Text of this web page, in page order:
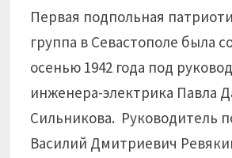
Первая подпольная
группа в Севастополе была
осенью 1942 года под
инженера-электрика Павла
Сильникова. Руководитель
Василий Дмитриевич